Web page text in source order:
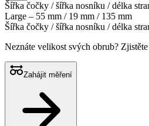
Šířka čočky / šířka nosníku / délka
Large – 55 mm / 19 mm / 135 mm
Šířka čočky / šířka nosníku / délka
Neznáte velikost svých obrub?
Zahájit měření